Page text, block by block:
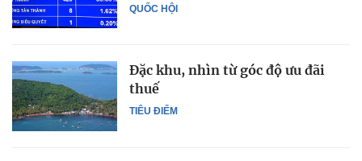
QUỐC HỘI
TIÊU ĐIỂM
Đặc khu, nhìn từ góc độ ưu đãi
thuế